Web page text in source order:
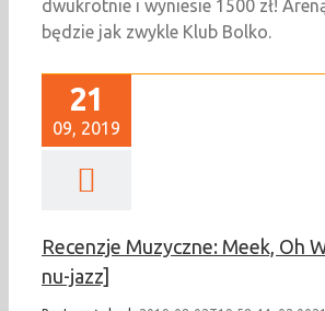
dwukrotnie i wyniesie 1500 zł!
będzie jak zwykle Klub Bolko.
21
09, 2019
Recenzje Muzyczne: Meek, Oh
nu-jazz]